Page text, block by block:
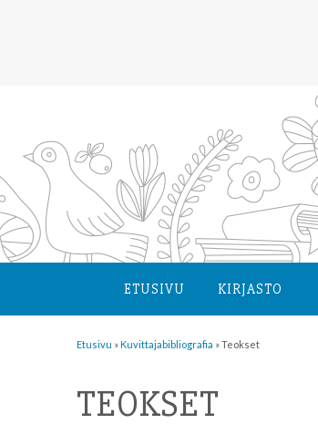
ETUSIVU KIRJASTO
Etusivu »Kuvittaja­bibliografia »Teokset
TEOKSET